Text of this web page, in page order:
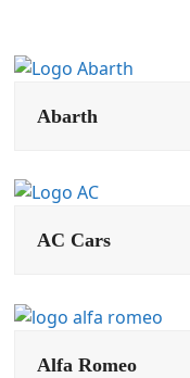
Abarth
AC Cars
Alfa Romeo